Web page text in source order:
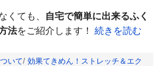
くても、
自宅で簡単に出来るふく
法をご紹介します！ 続きを読む
いて/ 効果てきめん！ストレッチ＆エク